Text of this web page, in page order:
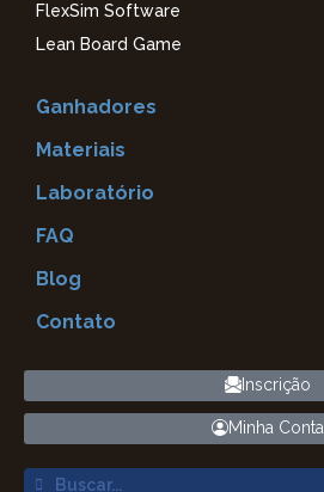
FlexSim Software
Lean Board Game
Ganhadores
Materiais
Laboratório
FAQ
Blog
Contato
Inscrição
Minha Conta